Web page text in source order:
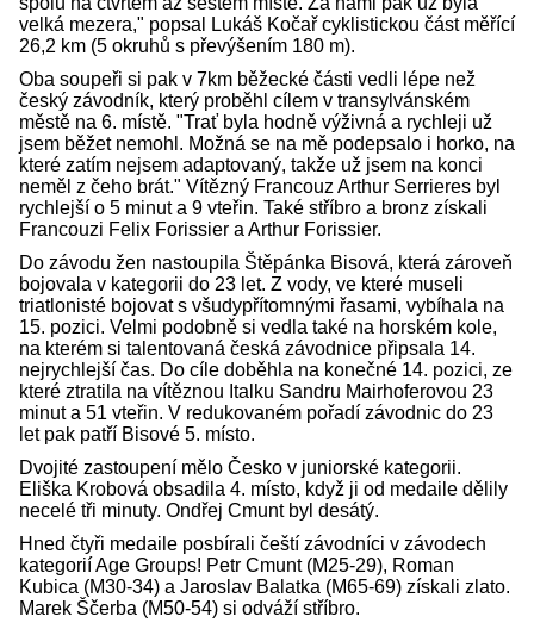
velká mezera," popsal Lukáš Kočař cyklistickou část měřící
26,2 km (5 okruhů s převýšením 180 m).
Oba soupeři si pak v 7km běžecké části vedli lépe než
český závodník, který proběhl cílem v transylvánském
městě na 6. místě. "Trať byla hodně výživná a rychleji už
jsem běžet nemohl. Možná se na mě podepsalo i horko, na
které zatím nejsem adaptovaný, takže už jsem na konci
neměl z čeho brát." Vítězný Francouz Arthur Serrieres byl
rychlejší o 5 minut a 9 vteřin. Také stříbro a bronz získali
Francouzi Felix Forissier a Arthur Forissier.
Do závodu žen nastoupila Štěpánka Bisová, která zároveň
bojovala v kategorii do 23 let. Z vody, ve které museli
triatlonisté bojovat s všudypřítomnými řasami, vybíhala na
15. pozici. Velmi podobně si vedla také na horském kole,
na kterém si talentovaná česká závodnice připsala 14.
nejrychlejší čas. Do cíle doběhla na konečné 14. pozici, ze
které ztratila na vítěznou Italku Sandru Mairhoferovou 23
minut a 51 vteřin. V redukovaném pořadí závodnic do 23
let pak patří Bisové 5. místo.
Dvojité zastoupení mělo Česko v juniorské kategorii.
Eliška Krobová obsadila 4. místo, když ji od medaile dělily
necelé tři minuty. Ondřej Cmunt byl desátý.
Hned čtyři medaile posbírali čeští závodníci v závodech
kategorií Age Groups! Petr Cmunt (M25-29), Roman
Kubica (M30-34) a Jaroslav Balatka (M65-69) získali zlato.
Marek Ščerba (M50-54) si odváží stříbro.